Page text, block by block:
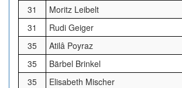
31
Moritz Leibelt
31
Rudi Geiger
35
Atilâ Poyraz
35
Bärbel Brinkel
35
Elisabeth Mischer